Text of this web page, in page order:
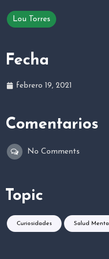
Lou Torres
Fecha
febrero 19, 2021
Comentarios
No Comments
Topic
Curiosidades Salud Mental